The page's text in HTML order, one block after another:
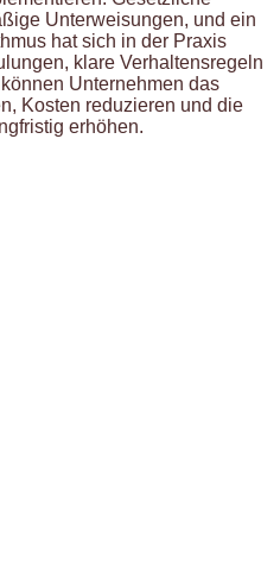
Unterweisungen, und ein
hat sich in der Praxis
klare Verhaltensregeln
Unternehmen das
Kosten reduzieren und die
erhöhen.